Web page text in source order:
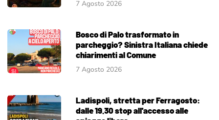
7 Agosto 2026
Bosco di Palo trasformato in
parcheggio? Sinistra Italiana chiede
chiarimenti al Comune
7 Agosto 2026
Ladispoli, stretta per Ferragosto:
dalle 19.30 stop all'accesso alle